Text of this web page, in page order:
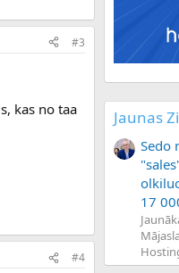
#3
kas no taa
#4
Jaunas
Sedo
17